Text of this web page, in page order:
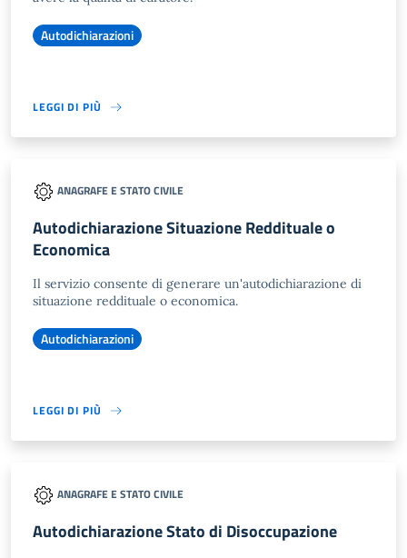
Autodichiarazioni
LEGGI DI PIÙ
ANAGRAFE E STATO CIVILE
Autodichiarazione Situazione Reddituale o
Economica
Il servizio consente di generare un'autodichiarazione di
situazione reddituale o economica.
Autodichiarazioni
LEGGI DI PIÙ
ANAGRAFE E STATO CIVILE
Autodichiarazione Stato di Disoccupazione